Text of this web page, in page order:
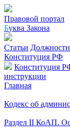
Правовой портал
Буква Закона
Статьи
Конституция РФ
Конституция
инструкции
Главная
Кодекс об
Раздел II КоАП.